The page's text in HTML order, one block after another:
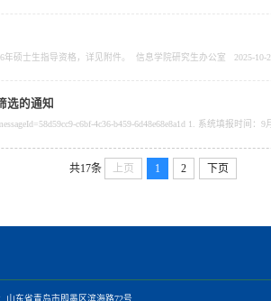
年硕士生指导资格，详见附件。 信息学院研究生办公室 2025-10-2
选的通知
共17条 上页 1 2 下页